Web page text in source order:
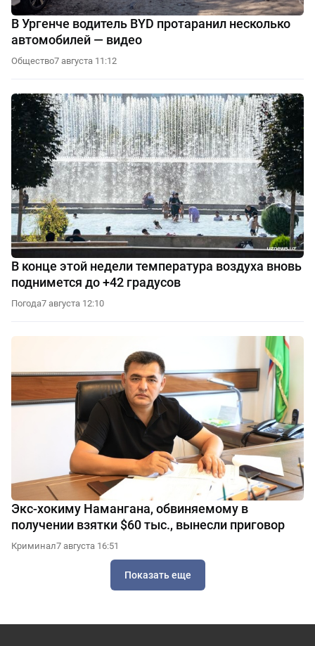
В Ургенче водитель BYD протаранил несколько
автомобилей — видео
Общество7 августа 11:12
В конце этой недели температура воздуха вновь
поднимется до +42 градусов
Погода7 августа 12:10
Экс-хокиму Намангана, обвиняемому в
получении взятки $60 тыс., вынесли приговор
Криминал7 августа 16:51
Показать еще